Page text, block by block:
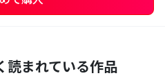
読まれている作品